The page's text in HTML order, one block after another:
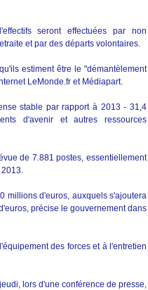
seront effectuées par non
et par des départs volontaires.
estiment être le "démantèlement
LeMonde.fr et Médiapart.
stable par rapport à 2013 - 31,4
d'avenir et autres ressources
de 7.881 postes, essentiellement
millions d'euros, auxquels s'ajoutera
précise le gouvernement dans
des forces et à l'entretien
lors d'une conférence de presse,